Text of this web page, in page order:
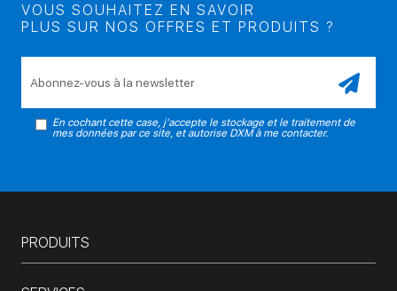
VOUS SOUHAITEZ EN SAVOIR
PLUS SUR NOS OFFRES ET PRODUITS ?
En cochant cette case, j'accepte le stockage et le traitement de
mes données par ce site, et autorise DXM à me contacter.
PRODUITS